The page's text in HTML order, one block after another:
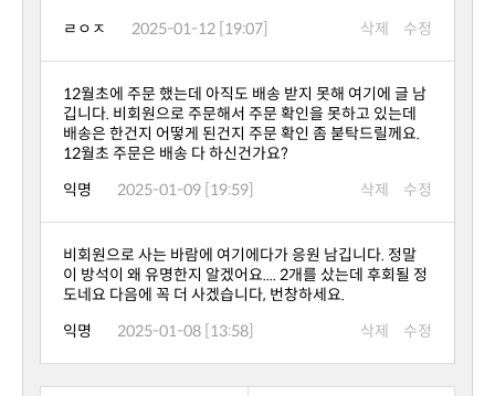
ㄹㅇㅈ
2025-01-12 [19:07] 삭제 수정
12월초 주문은 배송 다 하신건가요?
익명
2025-01-09 [19:59] 삭제 수정
도네요 다음에 꼭 더 사겠습니다, 번창하세요.
익명
2025-01-08 [13:58] 삭제 수정